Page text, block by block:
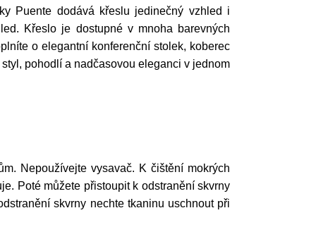
Puente dodává křeslu jedinečný vzhled i
Křeslo je dostupné v mnoha barevných
o elegantní konferenční stolek, koberec
pohodlí a nadčasovou eleganci v jednom
Nepoužívejte vysavač. K čištění mokrých
Poté můžete přistoupit k odstranění skvrny
skvrny nechte tkaninu uschnout při